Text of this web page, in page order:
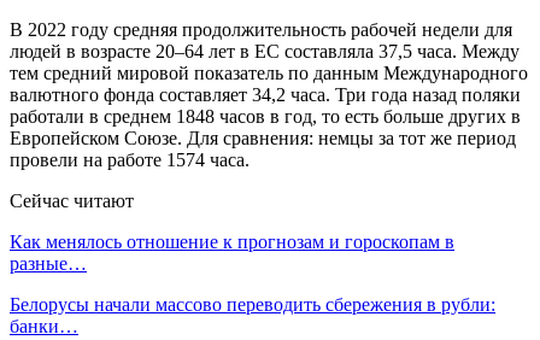
В 2022 году средняя продолжительность рабочей недели для
людей в возрасте 20–64 лет в ЕС составляла 37,5 часа. Между
тем средний мировой показатель по данным Международного
валютного фонда составляет 34,2 часа. Три года назад поляки
работали в среднем 1848 часов в год, то есть больше других в
Европейском Союзе. Для сравнения: немцы за тот же период
провели на работе 1574 часа.
Сейчас читают
Как менялось отношение к прогнозам и гороскопам в
разные…
Белорусы начали массово переводить сбережения в рубли:
банки…